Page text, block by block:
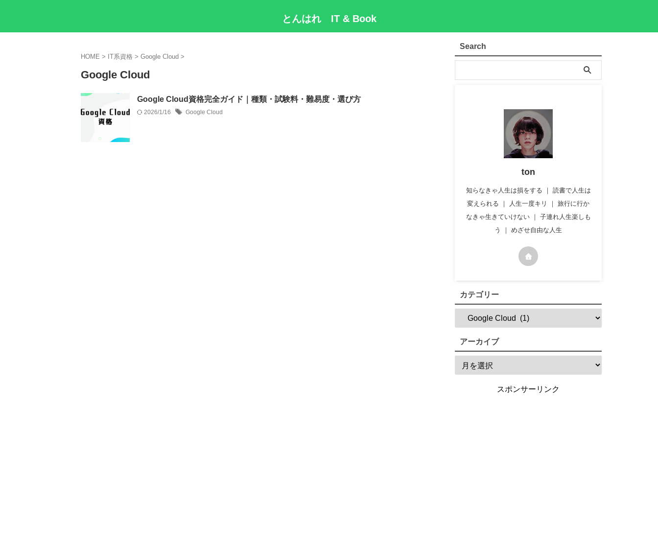
とんはれ IT & Book
HOME > IT系資格 > Google Cloud >
Google Cloud
Google Cloud資格完全ガイド｜種類・試験料・難易度・選び方
2026/1/16 Google Cloud
Search
ton
知らなきゃ人生は損をする ｜ 読書で人生は
変えられる ｜ 人生一度キリ ｜ 旅行に行か
なきゃ生きていけない ｜ 子連れ人生楽しも
う ｜ めざせ自由な人生
カテゴリー
アーカイブ
スポンサーリンク